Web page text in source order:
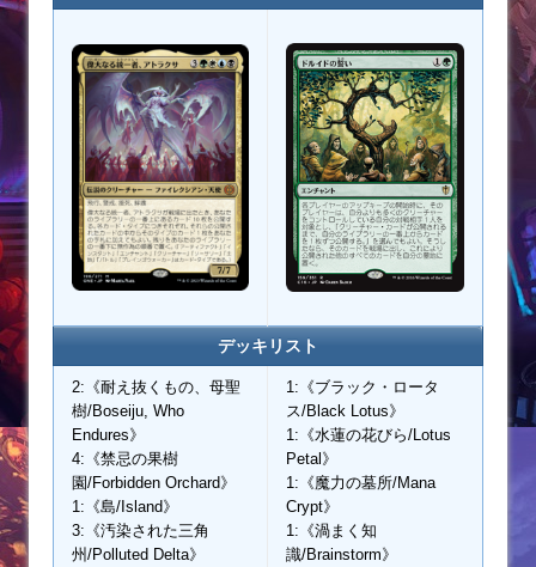
デッキリスト
2:《耐え抜くもの、母聖
樹/Boseiju, Who
Endures》
4:《禁忌の果樹
園/Forbidden Orchard》
1:《島/Island》
3:《汚染された三角
州/Polluted Delta》
1:《ブラック・ロータ
ス/Black Lotus》
1:《水蓮の花びら/Lotus
Petal》
1:《魔力の墓所/Mana
Crypt》
1:《渦まく知
識/Brainstorm》